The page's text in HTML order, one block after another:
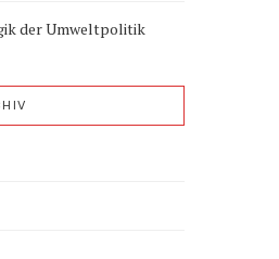
der Umweltpolitik